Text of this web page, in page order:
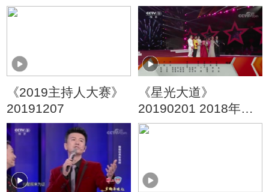
《2019主持人大赛》
20191207
《星光大道》
20190201 2018年度
总决赛